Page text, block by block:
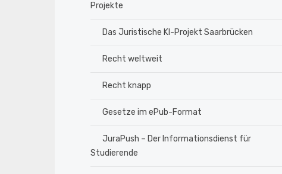
Projekte
Das Juristische KI-Projekt Saarbrücken
Recht weltweit
Recht knapp
Gesetze im ePub-Format
JuraPush – Der Informationsdienst für
Studierende